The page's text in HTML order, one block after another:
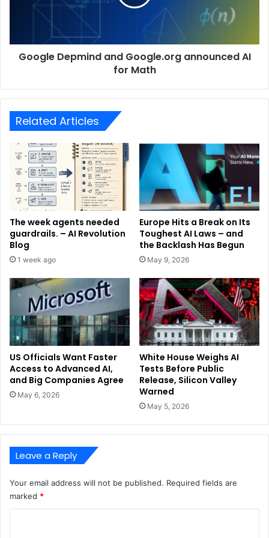
Google Depmind and Google.org announced AI
for Math
Related Articles
The week agents needed
guardrails. – AI Revolution
Blog
1 week ago
Europe Hits a Break on Its
Toughest AI Laws – and
the Backlash Has Begun
May 9, 2026
US Officials Want Faster
Access to Advanced AI,
and Big Companies Agree
May 6, 2026
White House Weighs AI
Tests Before Public
Release, Silicon Valley
Warned
May 5, 2026
Leave a Reply
Your email address will not be published. Required fields are
marked *